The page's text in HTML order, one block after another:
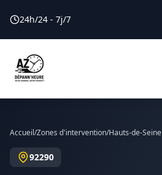
24h/24 - 7j/7
Accueil/Zones d'intervention/Hauts-de-Seine
92290